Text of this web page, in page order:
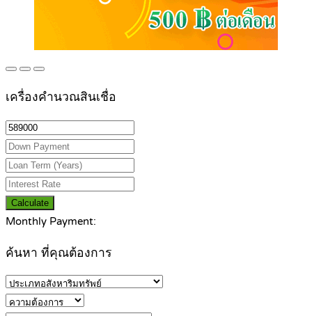
เครื่องคำนวณสินเชื่อ
Calculate
Monthly Payment:
ค้นหา ที่คุณต้องการ